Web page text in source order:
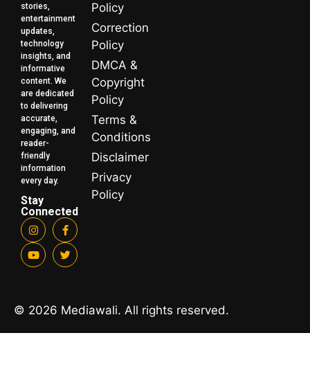
stories,
entertainment
updates,
technology
insights, and
informative
content. We
are dedicated
to delivering
accurate,
engaging, and
reader-
friendly
information
every day.
Stay
Connected
Policy
Correction
Policy
DMCA &
Copyright
Policy
Terms &
Conditions
Disclaimer
Privacy
Policy
© 2026 Mediawali. All rights reserved.